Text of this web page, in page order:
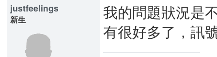
justfeelings
新生
我的問題狀況是
有很好多了，訊